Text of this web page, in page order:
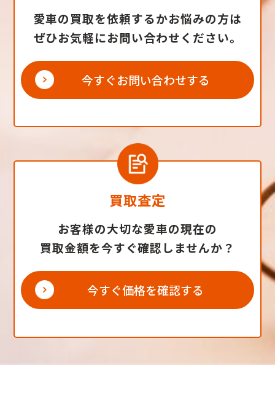
愛車の買取を依頼するかお悩みの方は
ぜひお気軽にお問い合わせください。
今すぐお問い合わせする
買取査定
お客様の大切な愛車の現在の
買取金額を今すぐ確認しませんか？
今すぐ価格を確認する